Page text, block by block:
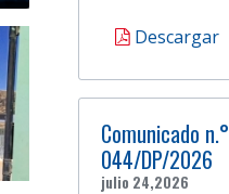
Descargar
Comunicado n.°
044/DP/2026
julio 24,2026